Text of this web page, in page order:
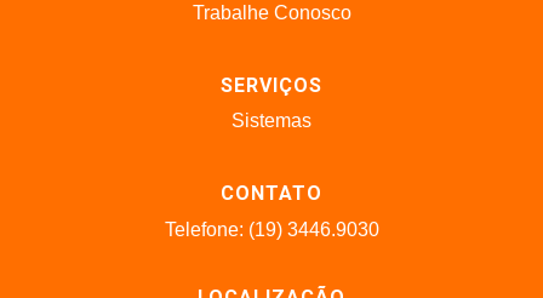
Trabalhe Conosco
SERVIÇOS
Sistemas
CONTATO
Telefone: (19) 3446.9030